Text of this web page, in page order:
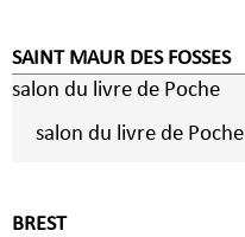
SAINT MAUR DES FOSSES
salon du livre de Poche
salon du livre de Poche
BREST